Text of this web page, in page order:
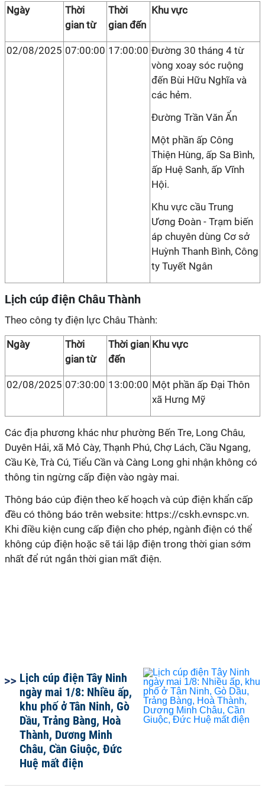
Ngày
Thời
gian từ
Thời
gian đến
Khu vực
02/08/2025 07:00:00 17:00:00 Đường 30 tháng 4 từ
vòng xoay sóc ruộng
đến Bùi Hữu Nghĩa và
các hẻm.
Đường Trần Văn Ẩn
Một phần ấp Công
Thiện Hùng, ấp Sa Bình,
ấp Huệ Sanh, ấp Vĩnh
Hội.
Khu vực cầu Trung
Ương Đoàn - Trạm biến
áp chuyên dùng Cơ sở
Huỳnh Thanh Bình, Công
ty Tuyết Ngân
Lịch cúp điện Châu Thành
Theo công ty điện lực Châu Thành:
Ngày
Thời
gian từ
Thời gian
đến
Khu vực
02/08/2025 07:30:00 13:00:00 Một phần ấp Đại Thôn
xã Hưng Mỹ
Các địa phương khác như phường Bến Tre, Long Châu,
Duyên Hải, xã Mỏ Cày, Thạnh Phú, Chợ Lách, Cầu Ngang,
Cầu Kè, Trà Cú, Tiểu Cần và Càng Long ghi nhận không có
thông tin ngừng cấp điện vào ngày mai.
Thông báo cúp điện theo kế hoạch và cúp điện khẩn cấp
đều có thông báo trên website: https://cskh.evnspc.vn.
Khi điều kiện cung cấp điện cho phép, ngành điện có thể
không cúp điện hoặc sẽ tái lập điện trong thời gian sớm
nhất để rút ngắn thời gian mất điện.
Lịch cúp điện Tây Ninh
ngày mai 1/8: Nhiều ấp,
khu phố ở Tân Ninh, Gò
Dầu, Trảng Bàng, Hoà
Thành, Dương Minh
Châu, Cần Giuộc, Đức
Huệ mất điện